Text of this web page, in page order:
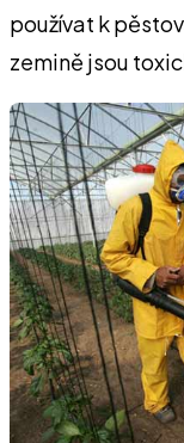
používat k
zemině jsou